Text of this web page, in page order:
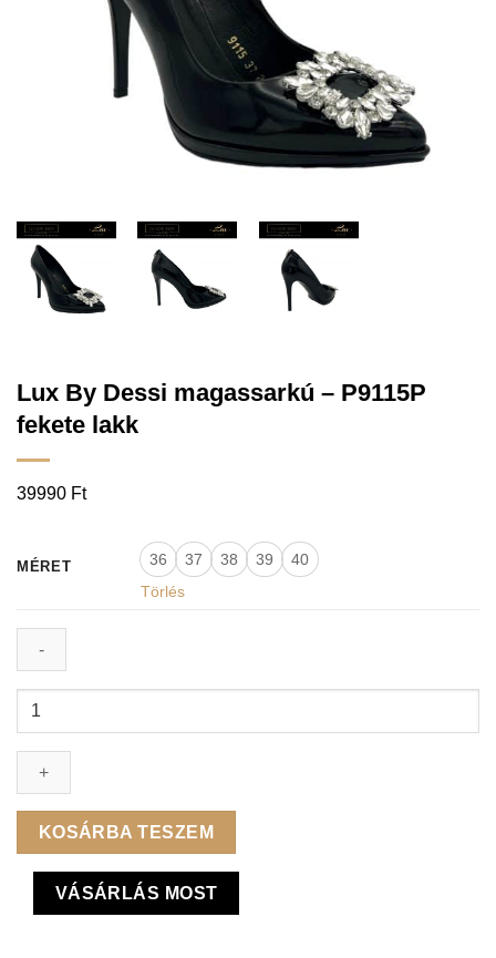
Lux By Dessi magassarkú – P9115P
fekete lakk
39990 Ft
MÉRET 36 37 38 39
40
Törlés
Lux
Dessi
magassarkú
P9115P
fekete
mennyiség
KOSÁRBA TESZEM
VÁSÁRLÁS MOST